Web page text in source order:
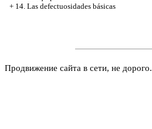
+ 14. Las defectuosidades básicas
Продвижение сайта в сети, не дорого.